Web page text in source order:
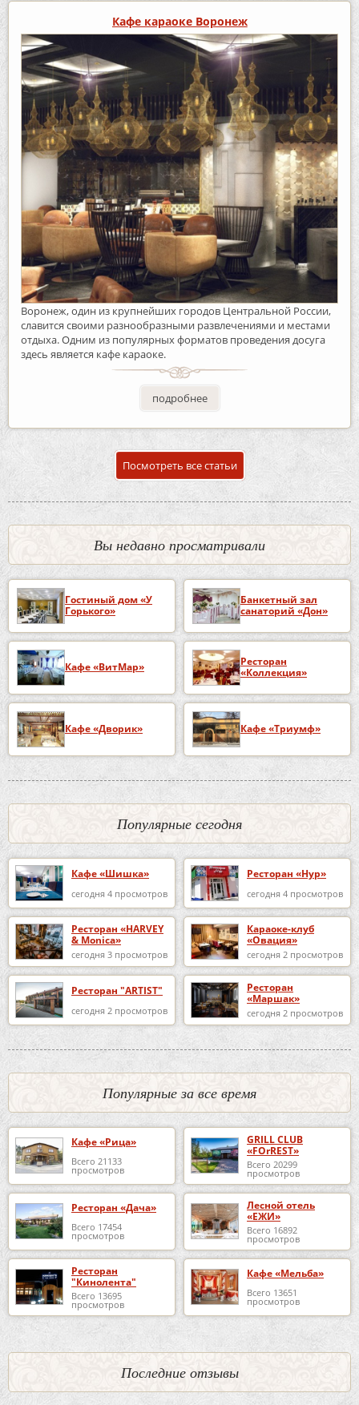
Кафе караоке Воронеж
Воронеж, один из крупнейших городов Центральной России,
славится своими разнообразными развлечениями и местами
отдыха. Одним из популярных форматов проведения досуга
здесь является кафе караоке.
подробнее
Посмотреть все статьи
Вы недавно просматривали
Гостиный дом «У
Горького»
Банкетный зал
санаторий «Дон»
Кафе «ВитМар»
Ресторан
«Коллекция»
Кафе «Дворик» Кафе «Триумф»
Популярные сегодня
Кафе «Шишка»
сегодня 4 просмотров
Ресторан «Нур»
сегодня 4 просмотров
Ресторан «HARVEY
& Monica»
сегодня 3 просмотров
Караоке-клуб
«Овация»
сегодня 2 просмотров
Ресторан "ARTIST"
сегодня 2 просмотров
Ресторан
«Маршак»
сегодня 2 просмотров
Популярные за все время
Кафе «Рица»
Всего 21133
просмотров
GRILL CLUB
«FOrREST»
Всего 20299
просмотров
Ресторан «Дача»
Всего 17454
просмотров
Лесной отель
«ЕЖИ»
Всего 16892
просмотров
Ресторан
"Кинолента"
Всего 13695
просмотров
Кафе «Мельба»
Всего 13651
просмотров
Последние отзывы